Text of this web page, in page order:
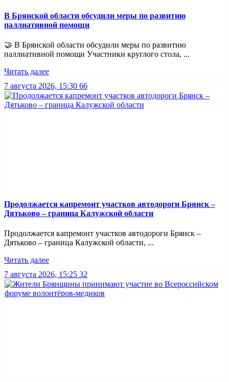
В Брянской области обсудили меры по развитию
паллиативной помощи
🤝 В Брянской области обсудили меры по развитию
паллиативной помощи Участники круглого стола, ...
Читать далее
7 августа 2026, 15:30 66
Продолжается капремонт участков автодороги Брянск –
Дятьково – граница Калужской области
Продолжается капремонт участков автодороги Брянск –
Дятьково – граница Калужской области, ...
Читать далее
7 августа 2026, 15:25 32